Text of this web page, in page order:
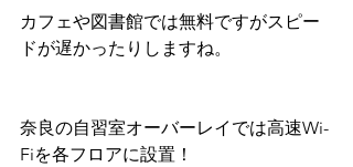
カフェや図書館では無料ですがスピー
ドが遅かったりしますね。
奈良の自習室オーバーレイでは高速Wi-
Fiを各フロアに設置！